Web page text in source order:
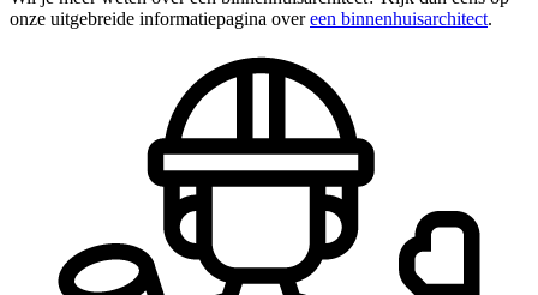
onze uitgebreide informatiepagina overeen binnenhuisarchitect.